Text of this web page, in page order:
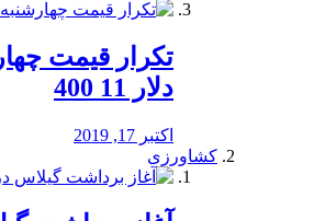
تکرار قیمت
دلار 11 400
اکتبر 17, 2019
کشاورزی